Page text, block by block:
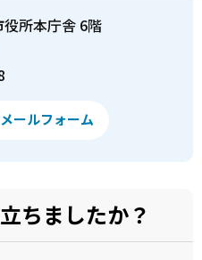
所本庁舎 6階
ールフォーム
ちましたか？